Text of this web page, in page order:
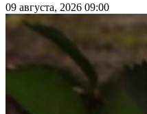
09 августа, 2026 09:00